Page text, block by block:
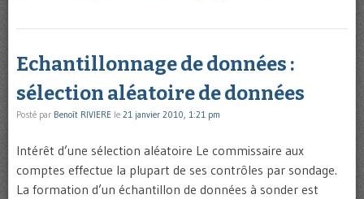
Echantillonnage de données :
sélection aléatoire de données
Posté par Benoît RIVIERE le 21 janvier 2010, 1:21 pm
Intérêt d’une sélection aléatoire Le commissaire aux
comptes effectue la plupart de ses contrôles par sondage.
La formation d’un échantillon de données à sonder est